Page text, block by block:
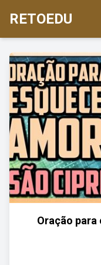
RETOEDU
Oração para